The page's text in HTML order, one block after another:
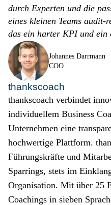
durch Experten und die
eines kleinen Teams
das ein harter KPI und ein
Johannes Darrmann
COO
thankscoach
thankscoach verbindet
individuellem Business
Unternehmen eine
hochwertige Plattform.
Führungskräfte und
Sparrings, stets im
Organisation. Mit über 25
Coachings in sieben